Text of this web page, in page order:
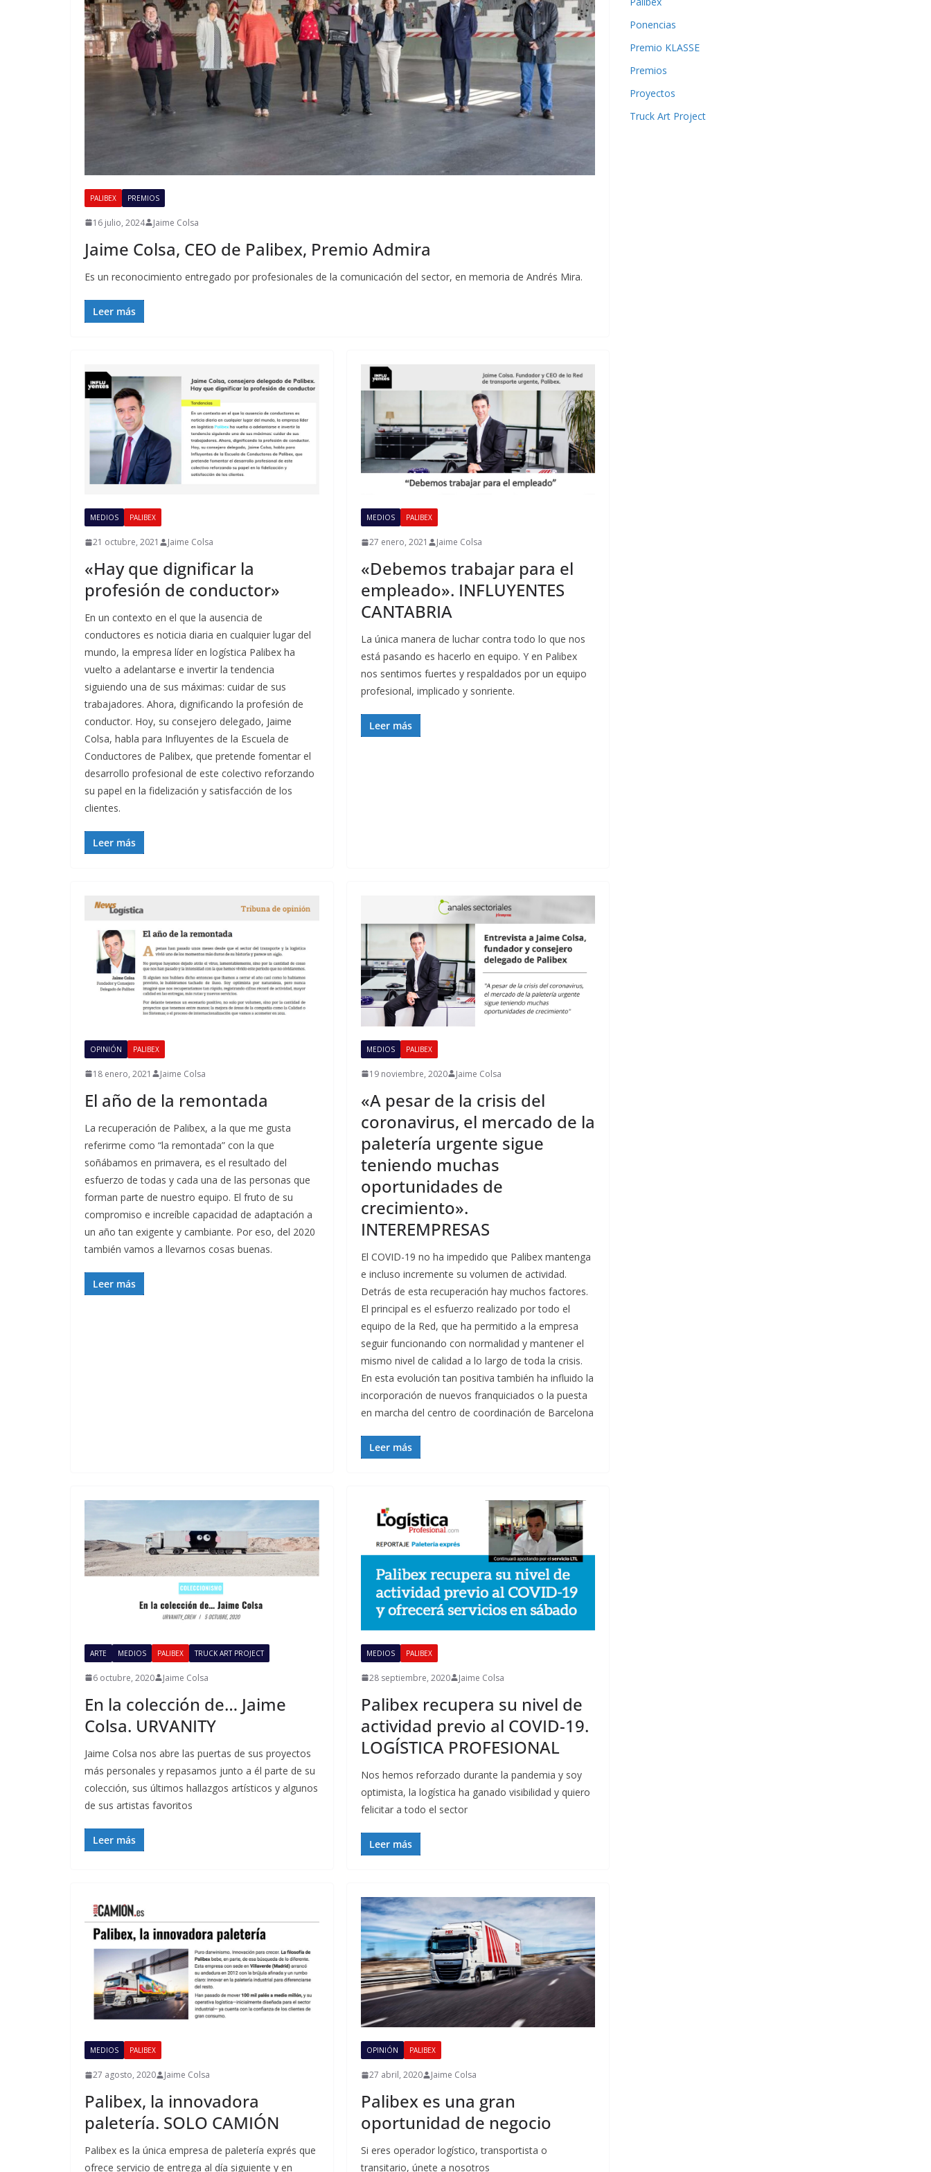
PALIBEX PREMIOS
16 julio, 2024 Jaime Colsa
Jaime Colsa, CEO de Palibex, Premio Admira
Es un reconocimiento entregado por profesionales de la comunicación del sector, en memoria de Andrés Mira.
Leer más
MEDIOS PALIBEX
21 octubre, 2021 Jaime Colsa
«Hay que dignificar la
profesión de conductor»
En un contexto en el que la ausencia de
conductores es noticia diaria en cualquier lugar del
mundo, la empresa líder en logística Palibex ha
vuelto a adelantarse e invertir la tendencia
siguiendo una de sus máximas: cuidar de sus
trabajadores. Ahora, dignificando la profesión de
conductor. Hoy, su consejero delegado, Jaime
Colsa, habla para Influyentes de la Escuela de
Conductores de Palibex, que pretende fomentar el
desarrollo profesional de este colectivo reforzando
su papel en la fidelización y satisfacción de los
clientes.
Leer más
MEDIOS PALIBEX
27 enero, 2021 Jaime Colsa
«Debemos trabajar para el
empleado». INFLUYENTES
CANTABRIA
La única manera de luchar contra todo lo que nos
está pasando es hacerlo en equipo. Y en Palibex
nos sentimos fuertes y respaldados por un equipo
profesional, implicado y sonriente.
Leer más
OPINIÓN PALIBEX
18 enero, 2021 Jaime Colsa
El año de la remontada
La recuperación de Palibex, a la que me gusta
referirme como “la remontada” con la que
soñábamos en primavera, es el resultado del
esfuerzo de todas y cada una de las personas que
forman parte de nuestro equipo. El fruto de su
compromiso e increíble capacidad de adaptación a
un año tan exigente y cambiante. Por eso, del 2020
también vamos a llevarnos cosas buenas.
Leer más
MEDIOS PALIBEX
19 noviembre, 2020 Jaime Colsa
«A pesar de la crisis del
coronavirus, el mercado de la
paletería urgente sigue
teniendo muchas
oportunidades de
crecimiento».
INTEREMPRESAS
El COVID-19 no ha impedido que Palibex mantenga
e incluso incremente su volumen de actividad.
Detrás de esta recuperación hay muchos factores.
El principal es el esfuerzo realizado por todo el
equipo de la Red, que ha permitido a la empresa
seguir funcionando con normalidad y mantener el
mismo nivel de calidad a lo largo de toda la crisis.
En esta evolución tan positiva también ha influido la
incorporación de nuevos franquiciados o la puesta
en marcha del centro de coordinación de Barcelona
Leer más
ARTE MEDIOS PALIBEX TRUCK ART PROJECT
6 octubre, 2020 Jaime Colsa
En la colección de… Jaime
Colsa. URVANITY
Jaime Colsa nos abre las puertas de sus proyectos
más personales y repasamos junto a él parte de su
colección, sus últimos hallazgos artísticos y algunos
de sus artistas favoritos
Leer más
MEDIOS PALIBEX
28 septiembre, 2020 Jaime Colsa
Palibex recupera su nivel de
actividad previo al COVID-19.
LOGÍSTICA PROFESIONAL
Nos hemos reforzado durante la pandemia y soy
optimista, la logística ha ganado visibilidad y quiero
felicitar a todo el sector
Leer más
MEDIOS PALIBEX
27 agosto, 2020 Jaime Colsa
Palibex, la innovadora
paletería. SOLO CAMIÓN
Palibex es la única empresa de paletería exprés que
ofrece servicio de entrega al día siguiente y en
OPINIÓN PALIBEX
27 abril, 2020 Jaime Colsa
Palibex es una gran
oportunidad de negocio
Si eres operador logístico, transportista o
transitario, únete a nosotros
Ponencias
Premio KLASSE
Premios
Proyectos
Truck Art Project